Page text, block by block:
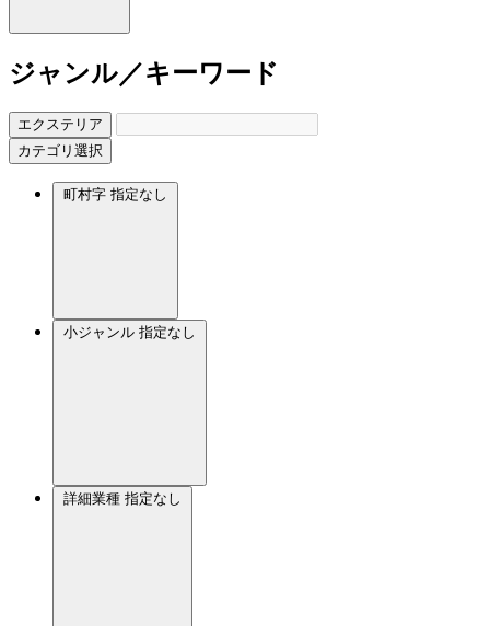
ジャンル／キーワード
エクステリア
カテゴリ選択
町村字 指定なし
小ジャンル 指定なし
詳細業種 指定なし